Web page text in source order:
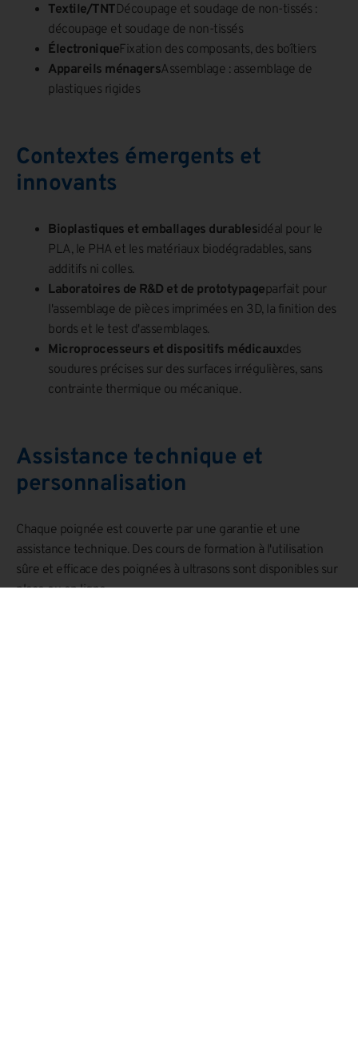
Textile/TNTDécoupage et soudage de non-tissés :
découpage et soudage de non-tissés
ÉlectroniqueFixation des composants, des boîtiers
Appareils ménagersAssemblage : assemblage de
plastiques rigides
Contextes émergents et
innovants
Bioplastiques et emballages durablesidéal pour le
PLA, le PHA et les matériaux biodégradables, sans
additifs ni colles.
Laboratoires de R&D et de prototypageparfait pour
l'assemblage de pièces imprimées en 3D, la finition des
bords et le test d'assemblages.
Microprocesseurs et dispositifs médicauxdes
soudures précises sur des surfaces irrégulières, sans
contrainte thermique ou mécanique.
Assistance technique et
personnalisation
Chaque poignée est couverte par une garantie et une
assistance technique. Des cours de formation à l'utilisation
sûre et efficace des poignées à ultrasons sont disponibles sur
place ou en ligne.